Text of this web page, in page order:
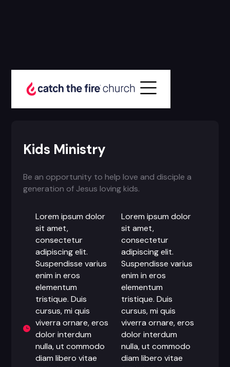
Item Details
Kids Ministry
Be an opportunity to help love and disciple a
generation of Jesus loving kids.
Lorem ipsum dolor
sit amet,
consectetur
adipiscing elit.
Suspendisse varius
enim in eros
elementum
tristique. Duis
cursus, mi quis
viverra ornare, eros
dolor interdum
nulla, ut commodo
diam libero vitae
Lorem ipsum dolor
sit amet,
consectetur
adipiscing elit.
Suspendisse varius
enim in eros
elementum
tristique. Duis
cursus, mi quis
viverra ornare, eros
dolor interdum
nulla, ut commodo
diam libero vitae